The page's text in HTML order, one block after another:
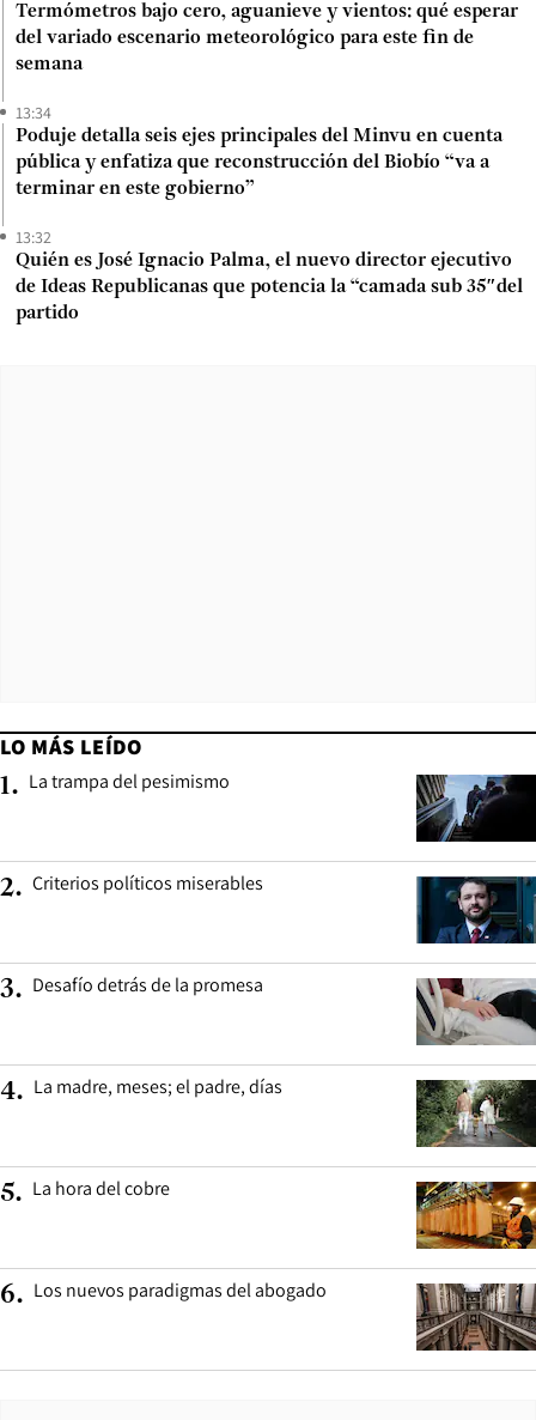
Termómetros bajo cero, aguanieve y vientos: qué esperar
del variado escenario meteorológico para este fin de
semana
13:34
Poduje detalla seis ejes principales del Minvu en cuenta
pública y enfatiza que reconstrucción del Biobío “va a
terminar en este gobierno”
13:32
Quién es José Ignacio Palma, el nuevo director ejecutivo
de Ideas Republicanas que potencia la “camada sub 35″del
partido
LO MÁS LEÍDO
1. La trampa del pesimismo
2. Criterios políticos miserables
3. Desafío detrás de la promesa
4. La madre, meses; el padre, días
5. La hora del cobre
6. Los nuevos paradigmas del abogado